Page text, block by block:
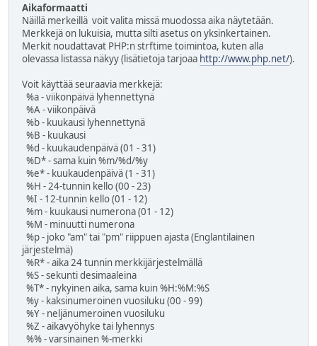
Aikaformaatti
Näillä merkeillä voit valita missä muodossa aika näytetään.
Merkkejä on lukuisia, mutta silti asetus on yksinkertainen.
Merkit noudattavat PHP:n strftime toimintoa, kuten alla
olevassa listassa näkyy (lisätietoja tarjoaa http://www.php.net/).
Voit käyttää seuraavia merkkejä:
%a - viikonpäivä lyhennettynä
%A - viikonpäivä
%b - kuukausi lyhennettynä
%B - kuukausi
%d - kuukaudenpäivä (01 - 31)
%D* - sama kuin %m/%d/%y
%e* - kuukaudenpäivä (1 - 31)
%H - 24-tunnin kello (00 - 23)
%I - 12-tunnin kello (01 - 12)
%m - kuukausi numerona (01 - 12)
%M - minuutti numerona
%p - joko "am" tai "pm" riippuen ajasta (Englantilainen
järjestelmä)
%R* - aika 24 tunnin merkkijärjestelmällä
%S - sekunti desimaaleina
%T* - nykyinen aika, sama kuin %H:%M:%S
%y - kaksinumeroinen vuosiluku (00 - 99)
%Y - neljänumeroinen vuosiluku
%Z - aikavyöhyke tai lyhennys
%% - varsinainen %-merkki